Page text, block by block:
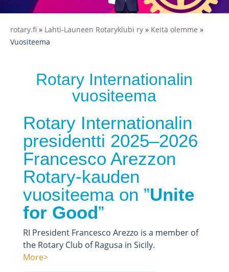
rotary.fi » Lahti-Launeen Rotaryklubi ry » Keitä olemme »
Vuositeema
Rotary Internationalin
vuositeema
Rotary Internationalin
presidentti 2025–2026
Francesco Arezzon
Rotary-kauden
vuositeema on ”Unite
for Good”
RI President Francesco Arezzo is a member of
the Rotary Club of Ragusa in Sicily.
More>